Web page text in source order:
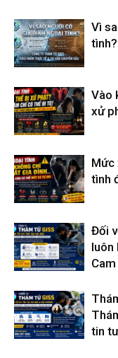
giss,
cong
tham
Giss
Vì
tình?
Vào
xử
Mức
tình
Đối
luôn
tin